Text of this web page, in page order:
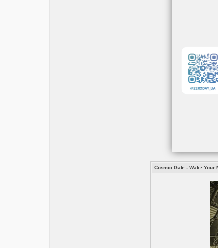
Cosmic Gate - Wake Your